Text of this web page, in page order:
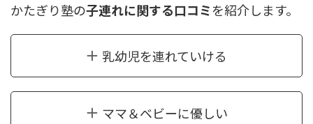
かたぎり塾の子連れに関する口コミを紹介します。
乳幼児を連れていける
ママ＆ベビーに優しい